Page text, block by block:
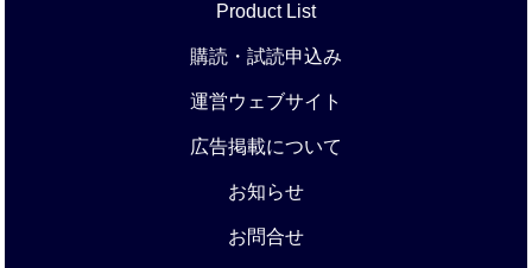
Product List
購読・試読申込み
運営ウェブサイト
広告掲載について
お知らせ
お問合せ